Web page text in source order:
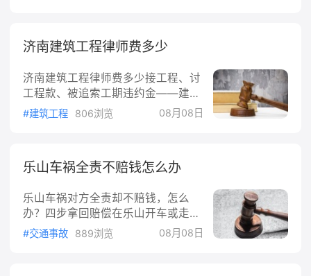
的。下面把医疗纠纷律师费怎么算、
一、沈阳医疗纠纷律师费怎么收？通
常有三种方式依据《律师服务收费管
理办法》第九条，律师服务收费实行
各家律所普遍采用下面三种方式：1.
赔
济南建筑工程律师费多少
济南建筑工程律师费多少接工程、讨
工程款、被追索工期违约金——建设
工程纠纷找律师是常事，但济南请一
于被牵着走。一、济南建筑工程律师
收费，主要就三种方式。固定收费案
情简单、争议不大的案子，比如单纯
的建材货款纠纷、小金额的劳务费纠
#建筑工程 806浏览 08月08日
乐山车祸全责不赔钱怎么办
乐山车祸对方全责却不赔钱，怎么
办？四步拿回赔偿在乐山开车或走路
被撞，交警出了事故认定书，对方全
#交通事故 889浏览 08月08日